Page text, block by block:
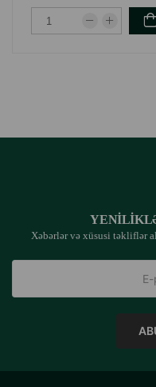
Xəbərlər və xüsusi təkliflər